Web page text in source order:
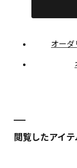
オーダ
閲覧したアイテ